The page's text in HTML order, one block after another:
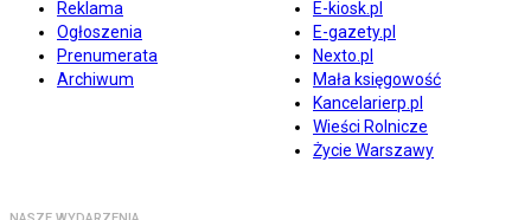
Reklama
Ogłoszenia
Prenumerata
Archiwum
E-kiosk.pl
E-gazety.pl
Nexto.pl
Mała księgowość
Kancelarierp.pl
Wieści Rolnicze
Życie Warszawy